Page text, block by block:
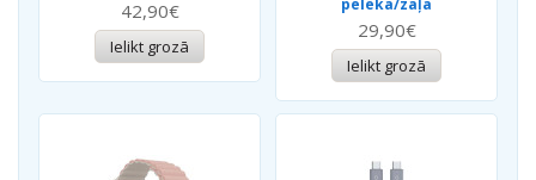
42,90€
Ielikt grozā
pelēka/zaļa
29,90€
Ielikt grozā